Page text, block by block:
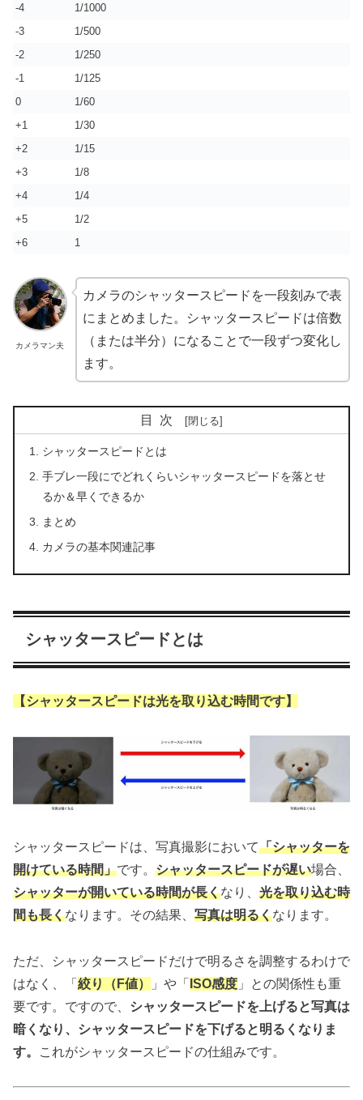
-4
1/1000
-3
1/500
-2
1/250
-1
1/125
0
1/60
+1
1/30
+2
1/15
+3
1/8
+4
1/4
+5
1/2
+6
1
カメラマン夫
カメラのシャッタースピードを一段刻みで表
にまとめました。シャッタースピードは倍数
（または半分）になることで一段ずつ変化し
ます。
目次
シャッタースピードとは
手ブレ一段にでどれくらいシャッタースピードを落とせ
るか＆早くできるか
まとめ
カメラの基本関連記事
シャッタースピードとは
【シャッタースピードは光を取り込む時間です】
シャッタースピードは、写真撮影において「シャッターを
開けている時間」です。 シャッタースピードが遅い場合、
シャッターが開いている時間が長くなり、 光を取り込む時
間も長くなります。その結果、 写真は明るくなります。
ただ、シャッタースピードだけで明るさを調整するわけで
はなく、「 絞り（ F値） 」や「 ISO感度 」との関係性も重
要です。ですので、 シャッタースピードを上げると写真は
暗くなり、シャッタースピードを下げると明るくなりま
す。
これがシャッタースピードの仕組みです。